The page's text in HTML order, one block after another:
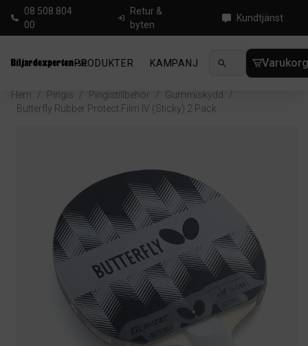
08 508 804
00
Retur &
byten
Kundtjänst
PRODUKTER KAMPANJ NYHETER
Hem / Pingis / Pingistillbehör / Gummiskydd
/
Butterfly Rubber Protect Film IV (Sticky) 2 Pack